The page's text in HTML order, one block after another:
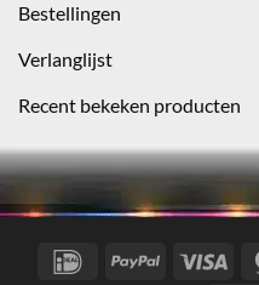
Bestellingen
Verlanglijst
Recent bekeken producten
IDeal PayPal Visa